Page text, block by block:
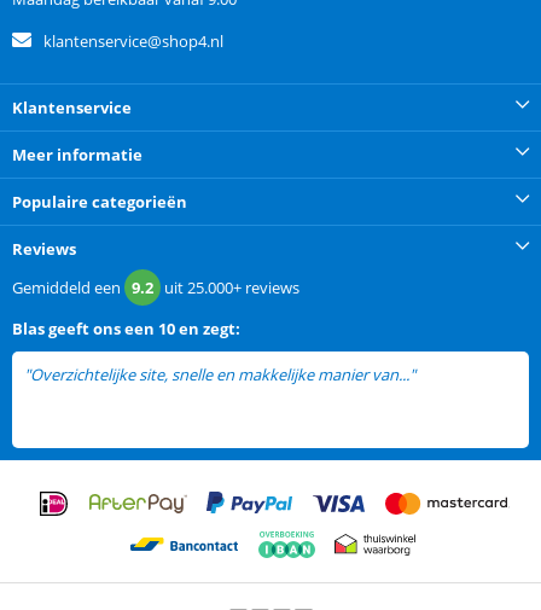
klantenservice@shop4.nl
Klantenservice
Meer informatie
Populaire categorieën
Reviews
Gemiddeld een 9.2 uit25.000+ reviews
Blasgeeft ons een 10 en zegt:
"Overzichtelijke site, snelle en makkelijke manier van..."